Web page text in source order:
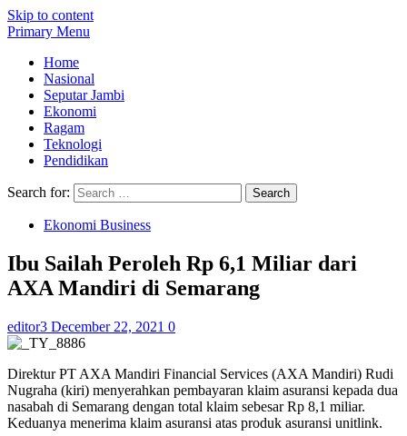
Skip to content
Primary Menu
Home
Nasional
Seputar Jambi
Ekonomi
Ragam
Teknologi
Pendidikan
Search for:
Ekonomi Business
Ibu Sailah Peroleh Rp 6,1 Miliar dari
AXA Mandiri di Semarang
editor3 December 22, 2021 0
Direktur PT AXA Mandiri Financial Services (AXA Mandiri) Rudi
Nugraha (kiri) menyerahkan pembayaran klaim asuransi kepada dua
nasabah di Semarang dengan total klaim sebesar Rp 8,1 miliar.
Keduanya menerima klaim asuransi atas produk asuransi unitlink.